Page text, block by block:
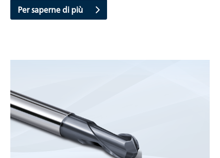
Per saperne di più